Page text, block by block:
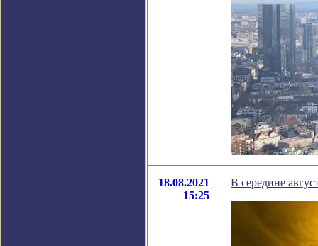
18.08.2021
15:25
В середине